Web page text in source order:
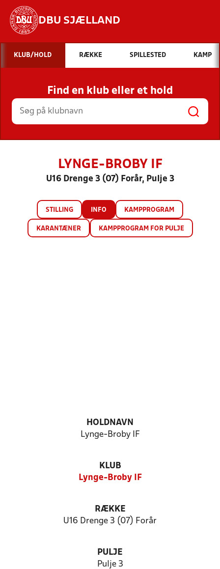
DBU SJÆLLAND
Hvad vil du søge efter?
INDHOLD OG NYHEDER
STILLINGER, RESULTATER, KLUBBER OG
HOLD
KLUB/HOLD RÆKKE SPILLESTED KAMP
Find en klub eller et hold
LYNGE-BROBY IF
U16 Drenge 3 (07) Forår, Pulje 3
STILLING INFO KAMPPROGRAM
KARANTÆNER KAMPPROGRAM FOR PULJE
HOLDNAVN
Lynge-Broby IF
KLUB
Lynge-Broby IF
RÆKKE
U16 Drenge 3 (07) Forår
PULJE
Pulje 3